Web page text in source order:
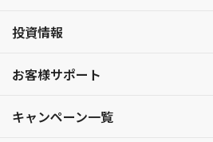
投資情報
お客様サポート
キャンペーン一覧